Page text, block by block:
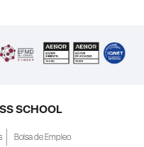
SCHOOL
Bolsa de Empleo